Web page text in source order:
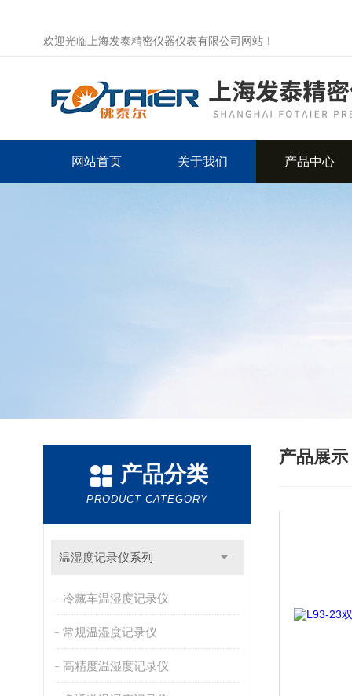
欢迎光临上海发泰精密仪器仪表有限公司网站！
网站首页 关于我们 产品中心
产品分类
PRODUCT CATEGORY
温湿度记录仪系列
冷藏车温湿度记录仪
常规温湿度记录仪
高精度温湿度记录仪
产品展示